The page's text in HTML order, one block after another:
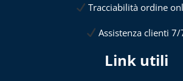
Tracciabilità ordine
Assistenza clienti 7/
Link utili